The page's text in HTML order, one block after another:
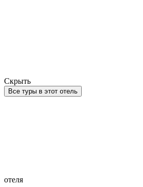
Скрыть
Все туры в этот отель
отеля